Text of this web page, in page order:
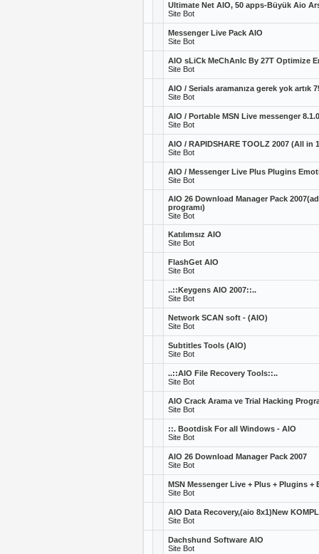
Ultimate Net AIO, 50 apps-Büyük Aio
Site Bot
Messenger Live Pack AIO
Site Bot
AIO sLiCk MeChAnIc By 27T Optimize
Site Bot
AIO / Serials aramanıza gerek yok artık
Site Bot
AIO / Portable MSN Live messenger
Site Bot
AIO / RAPIDSHARE TOOLZ 2007 (All in
Site Bot
AIO / Messenger Live Plus Plugins
Site Bot
AIO 26 Download Manager Pack
programı)
Site Bot
Katılımsız AIO
Site Bot
FlashGet AIO
Site Bot
..::Keygens AIO 2007::..
Site Bot
Network SCAN soft - (AIO)
Site Bot
Subtitles Tools (AIO)
Site Bot
..::AIO File Recovery Tools::..
Site Bot
AIO Crack Arama ve Trial Hacking
Site Bot
::. Bootdisk For all Windows - AIO
Site Bot
AIO 26 Download Manager Pack 2007
Site Bot
MSN Messenger Live + Plus + Plugins
Site Bot
AIO Data Recovery,(aio 8x1)New
Site Bot
Dachshund Software AIO
Site Bot